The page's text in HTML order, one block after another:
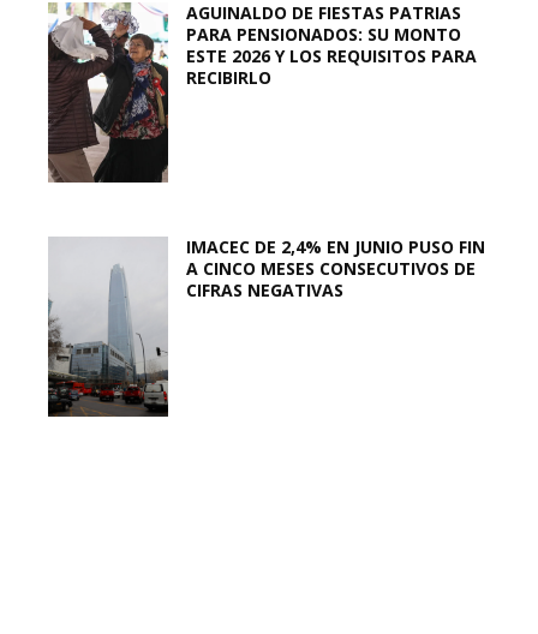
AGUINALDO DE FIESTAS PATRIAS
PARA PENSIONADOS: SU MONTO
ESTE 2026 Y LOS REQUISITOS PARA
RECIBIRLO
IMACEC DE 2,4% EN JUNIO PUSO FIN
A CINCO MESES CONSECUTIVOS DE
CIFRAS NEGATIVAS